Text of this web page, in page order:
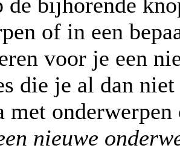
of in een
voor je een
die je al dan
met
nieuwe